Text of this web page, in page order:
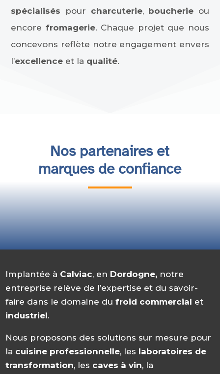
spécialisés pour charcuterie, boucherie ou
encore fromagerie. Chaque projet que nous
concevons reflète notre engagement envers
l’excellence et la qualité.
Nos partenaires et
marques de confiance
Implantée à Calviac, en Dordogne, notre
entreprise relève de l’expertise et du savoir-
faire dans le domaine dufroid commercial et
industriel.
Nous proposons des solutions sur mesure pour
la cuisine professionnelle, les laboratoires de
transformation, les caves à vin, la